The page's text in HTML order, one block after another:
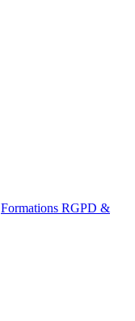
Formations RGPD &